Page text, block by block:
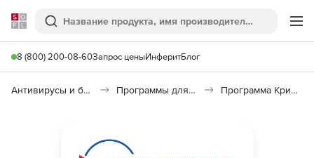
Softline
Поиск
8 (800) 200-08-60Запрос ценыИнферитБлог
Антивирусы и безопасность Программы для защиты информации Программа КриптоПро CSP